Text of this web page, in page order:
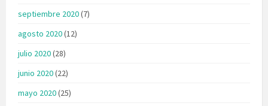
septiembre 2020(7)
agosto 2020(12)
julio 2020(28)
junio 2020(22)
mayo 2020(25)